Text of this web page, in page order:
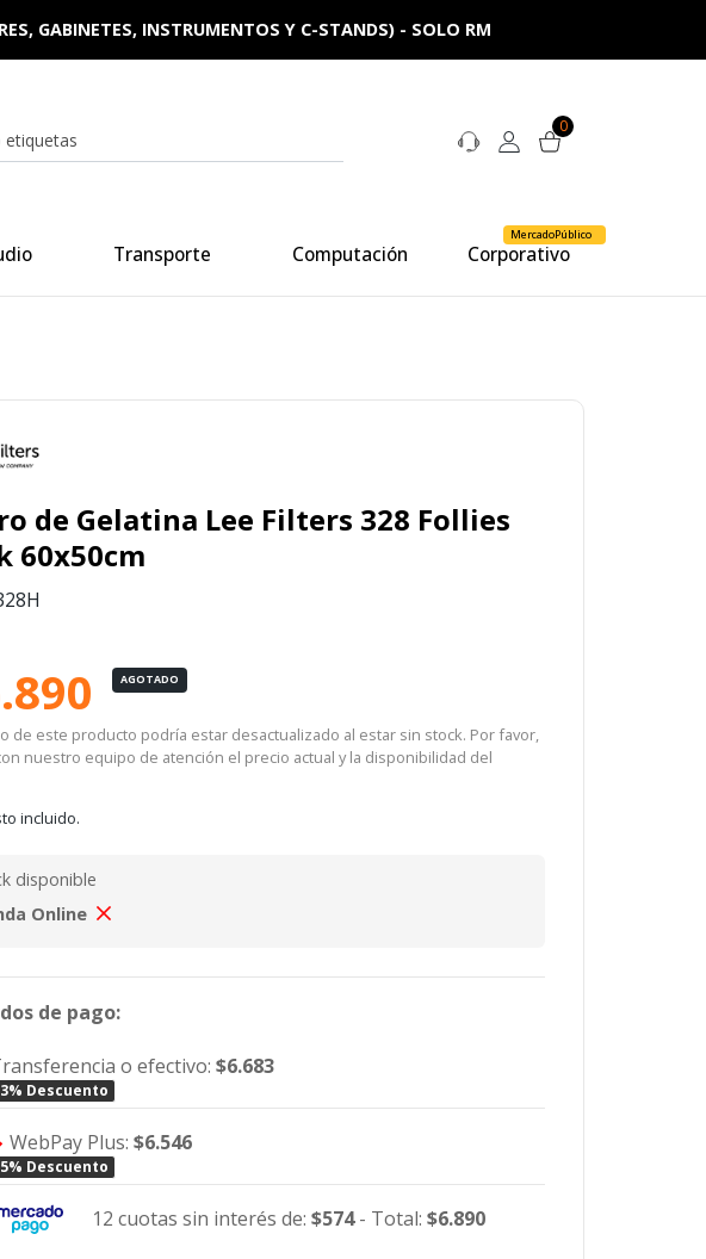
0
Transporte Computación Corporativo
MercadoPúblico
GABINETES, INSTRUMENTOS Y C-STANDS) - SOLO RM
de Gelatina Lee Filters 328 Follies
60x50cm
AGOTADO
de este producto podría estar desactualizado al estar sin stock. Por favor,
nuestro equipo de atención el precio actual y la disponibilidad del
incluido.
disponible
Online
de pago:
o efectivo:$6.683
3% Descuento
WebPay Plus:$6.546
5% Descuento
12 cuotas sin interés de: $574- Total: $6.890